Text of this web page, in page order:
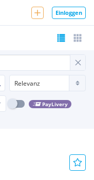
Einloggen
PayLivery